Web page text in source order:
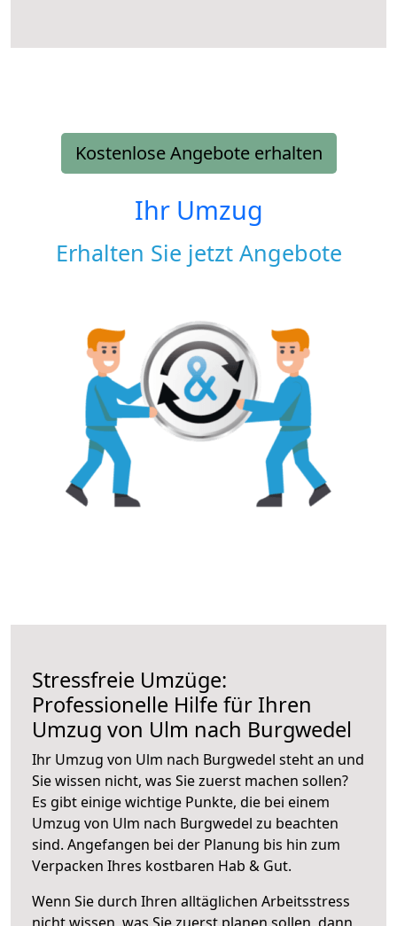
Kostenlose Angebote erhalten
Ihr Umzug
Erhalten Sie jetzt Angebote
Stressfreie Umzüge:
Professionelle Hilfe für Ihren
Umzug von Ulm nach Burgwedel
Ihr Umzug von Ulm nach Burgwedel steht an und
Sie wissen nicht, was Sie zuerst machen sollen?
Es gibt einige wichtige Punkte, die bei einem
Umzug von Ulm nach Burgwedel zu beachten
sind. Angefangen bei der Planung bis hin zum
Verpacken Ihres kostbaren Hab & Gut.
Wenn Sie durch Ihren alltäglichen Arbeitsstress